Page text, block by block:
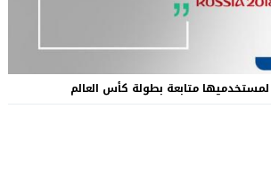
متابعة بطولة كأس العالم